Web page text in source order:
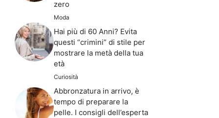
zero
Moda
Hai più di 60 Anni? Evita
questi “crimini” di stile per
mostrare la metà della tua
età
Curiosità
Abbronzatura in arrivo, è
tempo di preparare la
pelle. I consigli dell’esperta